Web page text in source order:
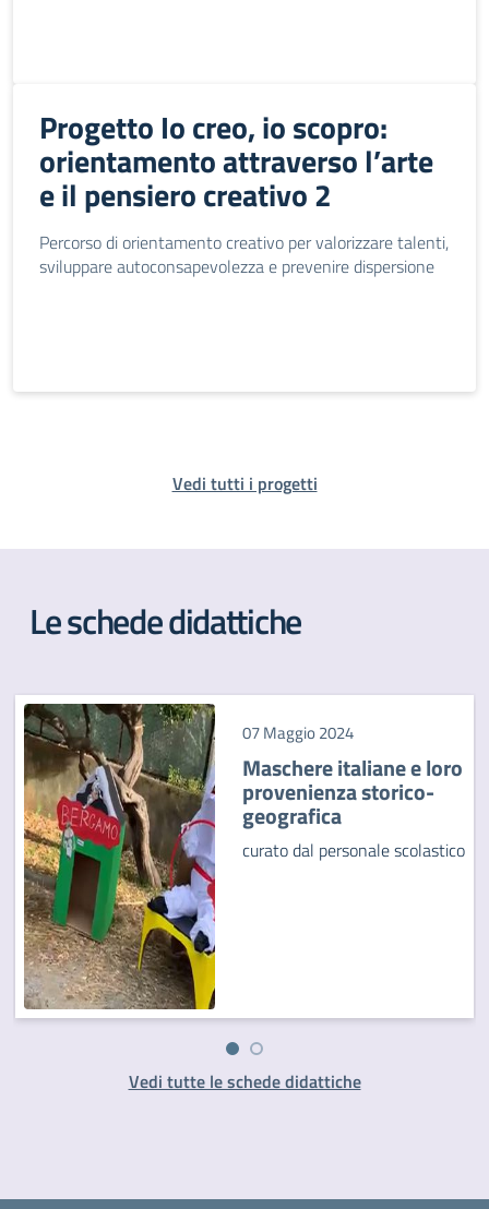
Progetto Io creo, io scopro:
orientamento attraverso l’arte
e il pensiero creativo 2
Percorso di orientamento creativo per valorizzare talenti,
sviluppare autoconsapevolezza e prevenire dispersione
Vedi tutti i progetti
Le schede didattiche
07 Maggio 2024
Maschere italiane e loro
provenienza storico-
geografica
curato dal personale scolastico
Vedi tutte le schede didattiche